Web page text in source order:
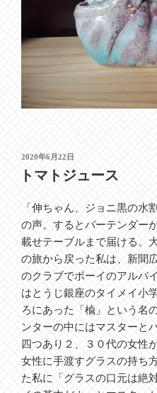
投
稿
日:
2020年6月22日
トマトジュース
「伸ちゃん、ジョニ黒の水
の声。するとバーテンダー
載せテーブルまで届ける。
の旅から戻った私は、新聞
のクラブでボーイのアルバ
はとうじ銀座のタイメイ小
ろにあった「楡」という名
ンターの中にはマスターと
四つあり２、３０代の女性
女性に手渡すグラスの持ち
た私に「グラスの口元は絶